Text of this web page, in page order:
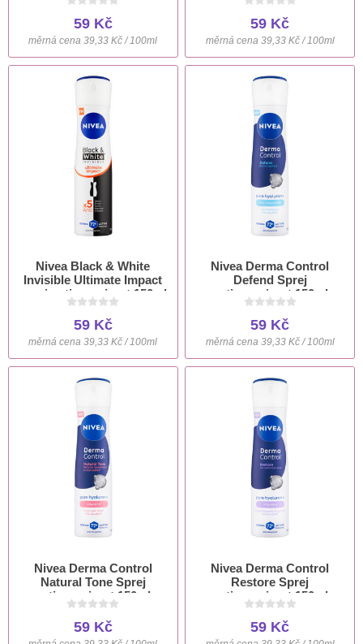
59 Kč
měrná cena 39,33 Kč / 100ml
59 Kč
měrná cena 39,33 Kč / 100ml
Nivea Black & White
Invisible Ultimate Impact
sprej antiperspirant 150ml
59 Kč
měrná cena 39,33 Kč / 100ml
Nivea Derma Control
Defend Sprej
antiperspirant 150ml
59 Kč
měrná cena 39,33 Kč / 100ml
Nivea Derma Control
Natural Tone Sprej
antiperspirant 150ml
59 Kč
Nivea Derma Control
Restore Sprej
antiperspirant 150ml
59 Kč